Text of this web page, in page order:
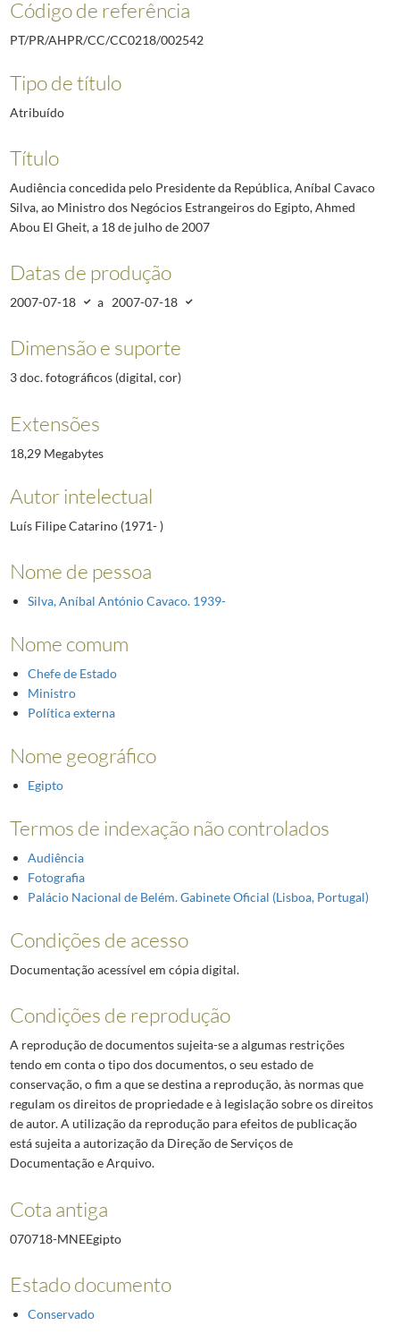
Código de referência
PT/PR/AHPR/CC/CC0218/002542
Tipo de título
Atribuído
Título
Audiência concedida pelo Presidente da República, Aníbal Cavaco
Silva, ao Ministro dos Negócios Estrangeiros do Egipto, Ahmed
Abou El Gheit, a 18 de julho de 2007
Datas de produção
2007-07-18 a 2007-07-18
Dimensão e suporte
3 doc. fotográficos (digital, cor)
Extensões
18,29 Megabytes
Autor intelectual
Luís Filipe Catarino (1971- )
Nome de pessoa
Silva, Aníbal António Cavaco. 1939-
Nome comum
Chefe de Estado
Ministro
Política externa
Nome geográfico
Egipto
Termos de indexação não controlados
Audiência
Fotografia
Palácio Nacional de Belém. Gabinete Oficial (Lisboa, Portugal)
Condições de acesso
Documentação acessível em cópia digital.
Condições de reprodução
A reprodução de documentos sujeita-se a algumas restrições
tendo em conta o tipo dos documentos, o seu estado de
conservação, o fim a que se destina a reprodução, às normas que
regulam os direitos de propriedade e à legislação sobre os direitos
de autor. A utilização da reprodução para efeitos de publicação
está sujeita a autorização da Direção de Serviços de
Documentação e Arquivo.
Cota antiga
070718-MNEEgipto
Estado documento
Conservado